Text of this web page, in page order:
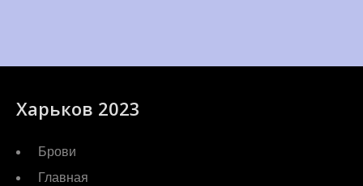
Харьков 2023
Брови
Главная